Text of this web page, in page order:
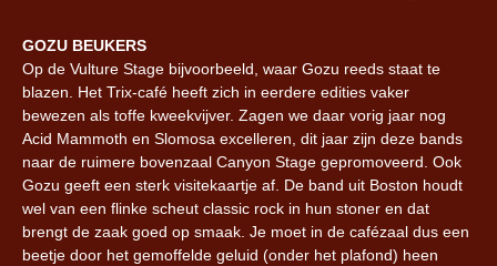
GOZU BEUKERS
Op de Vulture Stage bijvoorbeeld, waar Gozu reeds staat te
blazen. Het Trix-café heeft zich in eerdere edities vaker
bewezen als toffe kweekvijver. Zagen we daar vorig jaar nog
Acid Mammoth en Slomosa excelleren, dit jaar zijn deze bands
naar de ruimere bovenzaal Canyon Stage gepromoveerd. Ook
Gozu geeft een sterk visitekaartje af. De band uit Boston houdt
wel van een flinke scheut classic rock in hun stoner en dat
brengt de zaak goed op smaak. Je moet in de cafézaal dus een
beetje door het gemoffelde geluid (onder het plafond) heen